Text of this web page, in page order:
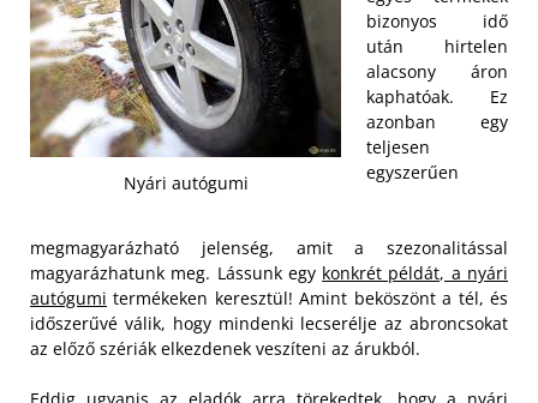
Nyári autógumi
bizonyos idő
után hirtelen
alacsony áron
kaphatóak. Ez
azonban egy
teljesen
egyszerűen
megmagyarázható jelenség, amit a szezonalitással
magyarázhatunk meg. Lássunk egy konkrét példát, a nyári
autógumi termékeken keresztül! Amint beköszönt a tél, és
időszerűvé válik, hogy mindenki lecserélje az abroncsokat
az előző szériák elkezdenek veszíteni az árukból.